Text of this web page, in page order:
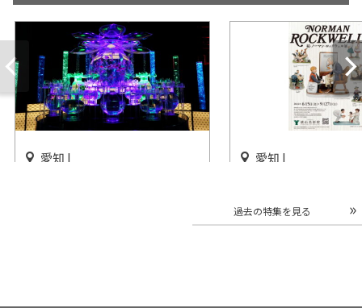
愛知 | 愛知 |
クウェル展」横山美
催
過去の特集を見る